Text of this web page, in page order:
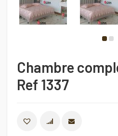
Chambre
Ref 1337
COMPARER